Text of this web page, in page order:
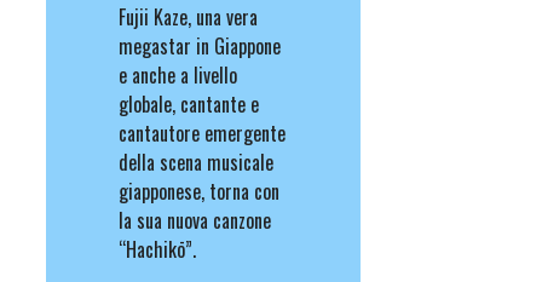
Fujii Kaze, una vera
megastar in Giappone
e anche a livello
globale, cantante e
cantautore emergente
della scena musicale
giapponese, torna con
la sua nuova canzone
“Hachikō”.